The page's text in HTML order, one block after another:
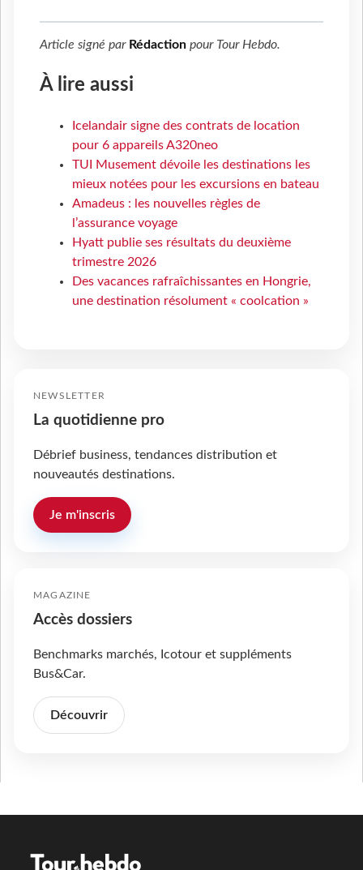
Article signé par Rédaction pour Tour Hebdo.
À lire aussi
Icelandair signe des contrats de location
pour 6 appareils A320neo
TUI Musement dévoile les destinations les
mieux notées pour les excursions en bateau
Amadeus : les nouvelles règles de
l’assurance voyage
Hyatt publie ses résultats du deuxième
trimestre 2026
Des vacances rafraîchissantes en Hongrie,
une destination résolument « coolcation »
NEWSLETTER
La quotidienne pro
Débrief business, tendances distribution et
nouveautés destinations.
Je m'inscris
MAGAZINE
Accès dossiers
Benchmarks marchés, Icotour et suppléments
Bus&Car.
Découvrir